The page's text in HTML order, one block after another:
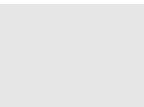
2026-08-06 13:45:15